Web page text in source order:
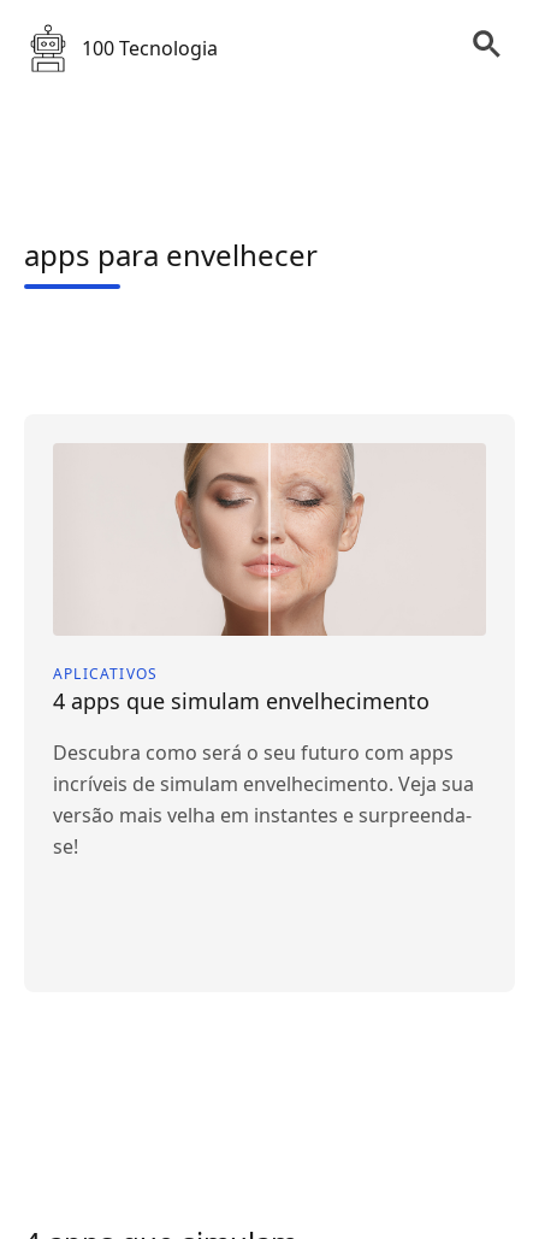
100 Tecnologia
apps para envelhecer
APLICATIVOS
4 apps que simulam envelhecimento
Descubra como será o seu futuro com apps
incríveis de simulam envelhecimento. Veja sua
versão mais velha em instantes e surpreenda-
se!